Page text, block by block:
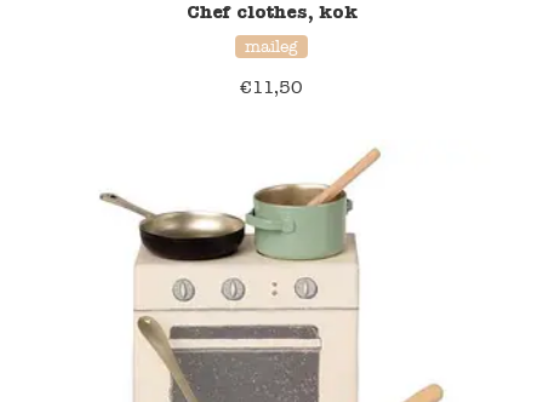
Chef clothes, kok
maileg
€11,50